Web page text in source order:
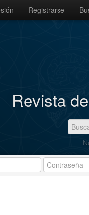
Registrarse
Revista